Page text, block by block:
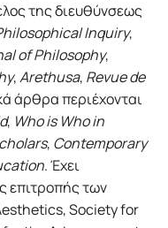
της διευθύνσεως
Inquiry,
of Philosophy,
,Arethusa, Revue de
άρθρα περιέχονται
, Who is Who in
, Contemporary
. Έχει
επιτροπής των
Society for